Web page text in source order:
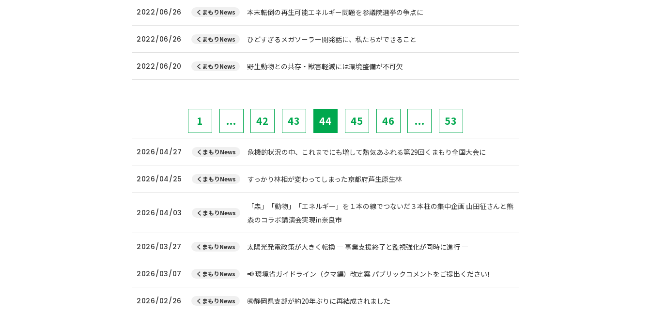
2022/06/26 くまもりNews 本末転倒の再生可能エネルギー問題を参議院選挙の争点に
2022/06/26 くまもりNews ひどすぎるメガソーラー開発話に、私たちができること
2022/06/20 くまもりNews 野生動物との共存・獣害軽減には環境整備が不可欠
1 ... 42 43 44 45 46 ... 53
2026/04/27 くまもりNews 危機的状況の中、これまでにも増して熱気あふれる第29回くまもり全国大会に
2026/04/25 くまもりNews すっかり林相が変わってしまった京都府芦生原生林
2026/04/03 くまもりNews
「森」「動物」「エネルギー」を１本の線でつないだ３本柱の集中企画 山田征さんと熊
森のコラボ講演会実現in奈良市
2026/03/27 くまもりNews 太陽光発電政策が大きく転換 ― 事業支援終了と監視強化が同時に進行 ―
2026/03/07 くまもりNews 📢 環境省ガイドライン（クマ編）改定案 パブリックコメントをご提出ください❗
2026/02/26 くまもりNews ㊗️静岡県支部が約20年ぶりに再結成されました